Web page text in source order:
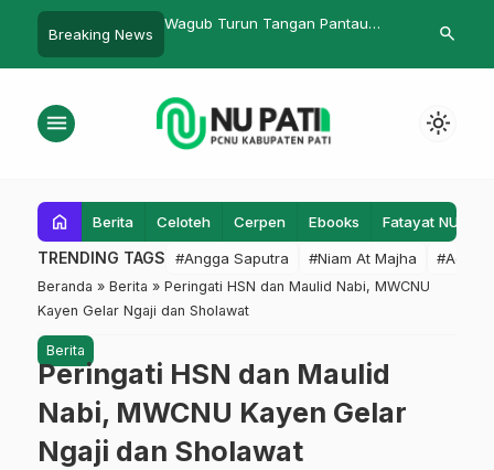
Breaking News
Wagub Turun Tangan Pantau
Pergolakan
search
menu light_mode
home Berita Celoteh Cerpen Ebooks Fatayat NU
TRENDING TAGS #Angga Saputra #Niam At Majha #Admin
Beranda » Berita » Peringati HSN dan Maulid Nabi, MWCNU
Kayen Gelar Ngaji dan Sholawat
Berita
Peringati HSN dan Maulid
Nabi, MWCNU Kayen Gelar
Ngaji dan Sholawat